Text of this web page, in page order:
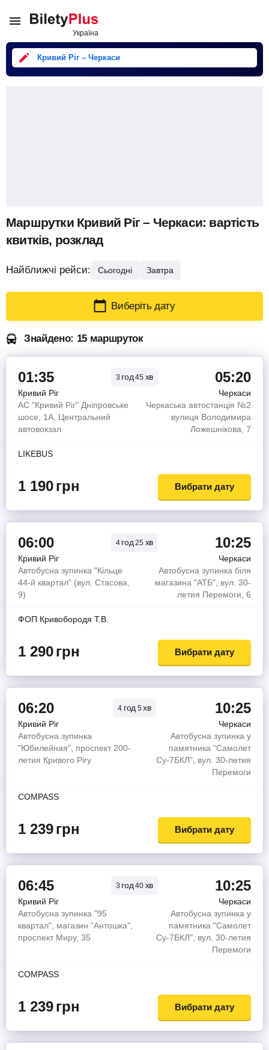
Кривий Ріг – Черкаси
Маршрутки Кривий Ріг – Черкаси: вартість
квитків, розклад
Найближчі рейси: Сьогодні Завтра
Виберіть дату
Знайдено: 15 маршруток
01:35 3 год45 хв 05:20
Кривий Ріг
Черкаси
АС "Кривий Ріг" Дніпровське
шосе, 1А, Центральний
автовокзал
Черкаська автостанція №2
вулиця Володимира
Ложешнікова, 7
LIKEBUS
1 190грн Вибрати дату
06:00 4 год25 хв 10:25
Кривий Ріг
Черкаси
Автобусна зупинка "Кільце
44-й квартал" (вул. Стасова,
9)
Автобусна зупинка біля
магазина "АТБ", вул. 30-
летия Перемоги, 6
ФОП Кривобородя Т.В.
1 290грн Вибрати дату
06:20 4 год 5хв 10:25
Кривий Ріг
Черкаси
Автобусна зупинка
"Юбилейная", проспект 200-
летия Кривого Рігу
Автобусна зупинка у
памятника "Самолет
Су-7БКЛ", вул. 30-летия
Перемоги
COMPASS
1 239грн Вибрати дату
06:45 3 год40 хв 10:25
Кривий Ріг
Черкаси
Автобусна зупинка "95
квартал", магазин "Антошка",
проспект Миру, 35
Автобусна зупинка у
памятника "Самолет
Су-7БКЛ", вул. 30-летия
Перемоги
COMPASS
1 239грн Вибрати дату